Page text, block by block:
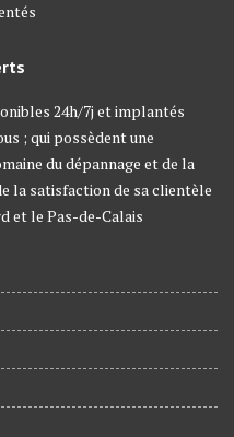
24h/7j et implantés
; qui possèdent une
du dépannage et de la
la satisfaction de sa clientèle
et le Pas-de-Calais